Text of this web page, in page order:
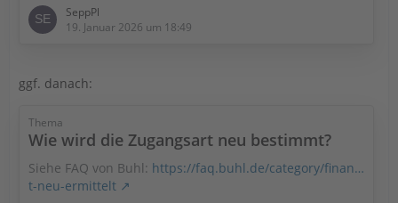
SeppPl
19. Januar 2026 um 18:49
ggf. danach:
Thema
Wie wird die Zugangsart neu bestimmt?
Siehe FAQ von Buhl: https://faq.buhl.de/category/finan…
t-neu-ermittelt